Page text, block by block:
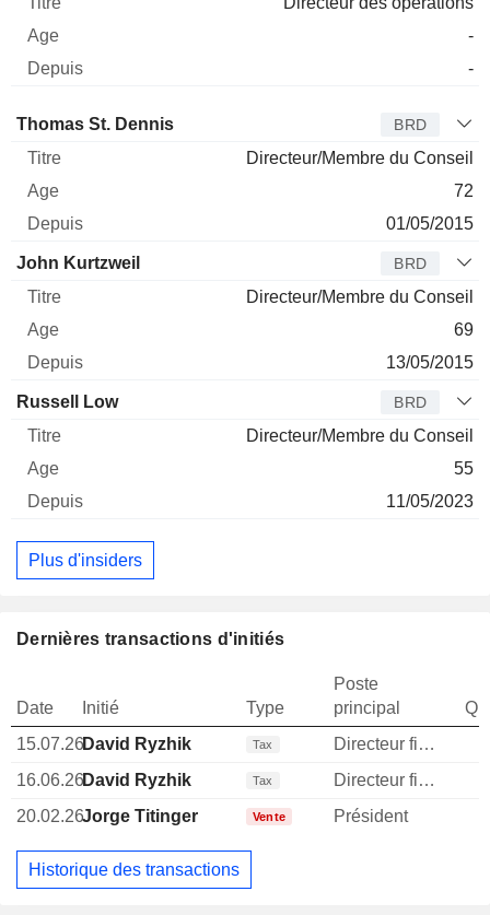
-
-
Administrateur Titre
Thomas St. Dennis BRD
Directeur/Membre du Conseil
72
01/05/2015
John Kurtzweil BRD
Directeur/Membre du Conseil
69
13/05/2015
Russell Low BRD
Directeur/Membre du Conseil
55
11/05/2023
Plus d'insiders
Dernières transactions d'initiés
Date Initié Type
Poste
principal
15.07.26David Ryzhik Tax
Directeur financier
16.06.26David Ryzhik Tax
Directeur financier
20.02.26Jorge Titinger Vente Président
Historique des transactions